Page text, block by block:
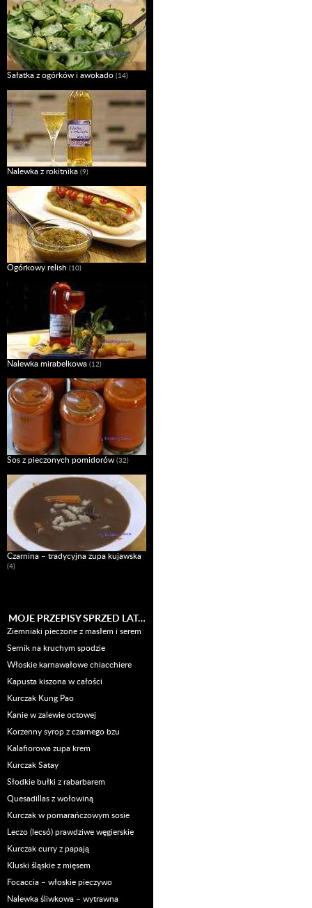
Sałatka z ogórków i awokado (14)
Nalewka z rokitnika (9)
Ogórkowy relish (10)
Nalewka mirabelkowa (12)
Sos z pieczonych pomidorów (32)
Czarnina – tradycyjna zupa kujawska
(4)
MOJE PRZEPISY SPRZED LAT…
Ziemniaki pieczone z masłem i serem
Sernik na kruchym spodzie
Włoskie karnawałowe chiacchiere
Kapusta kiszona w całości
Kurczak Kung Pao
Kanie w zalewie octowej
Korzenny syrop z czarnego bzu
Kalafiorowa zupa krem
Kurczak Satay
Słodkie bułki z rabarbarem
Quesadillas z wołowiną
Kurczak w pomarańczowym sosie
Leczo (lecsó) prawdziwe węgierskie
Kurczak curry z papają
Kluski śląskie z mięsem
Focaccia – włoskie pieczywo
Nalewka śliwkowa – wytrawna